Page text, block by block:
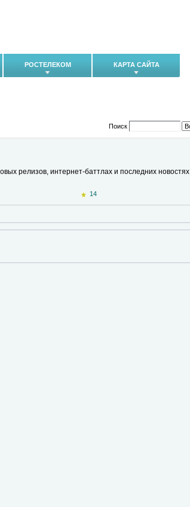
РОСТЕЛЕКОМ КАРТА САЙТА
Поиск
релизов, интернет-баттлах и последних новостях
14